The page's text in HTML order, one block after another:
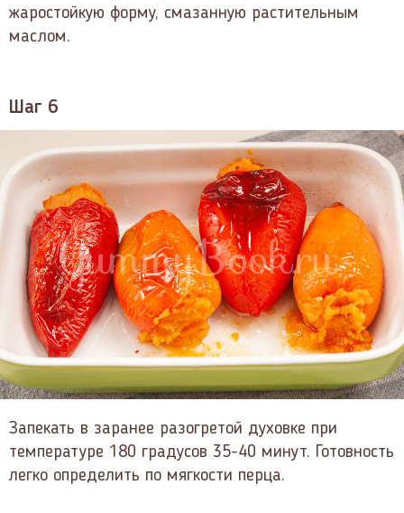
жаростойкую форму, смазанную растительным
маслом.
Шаг 6
Запекать в заранее разогретой духовке при
температуре 180 градусов 35-40 минут. Готовность
легко определить по мягкости перца.